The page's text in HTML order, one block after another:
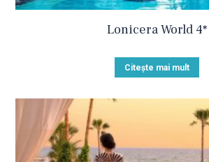
Lonicera World 4*
Citește mai mult